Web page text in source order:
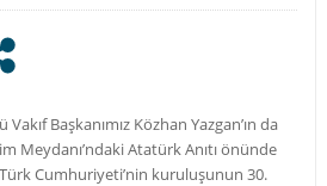
Başkanımız Közhan Yazgan’ın da
Meydanı’ndaki Atatürk Anıtı önünde
Cumhuriyeti’nin kuruluşunun 30.